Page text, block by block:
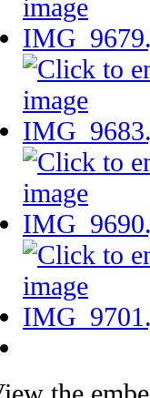
Музафаров Пётр стал
турнира
Педагоги
победителями
этапа XXI
конкурса «За
подвиг